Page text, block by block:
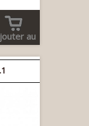
au
panier